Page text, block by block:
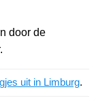
door de
uit in Limburg.